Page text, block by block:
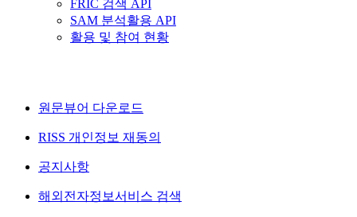
FRIC 검색 API
SAM 분석활용 API
활용 및 참여 현황
원문뷰어 다운로드
RISS 개인정보 재동의
공지사항
해외전자정보서비스 검색